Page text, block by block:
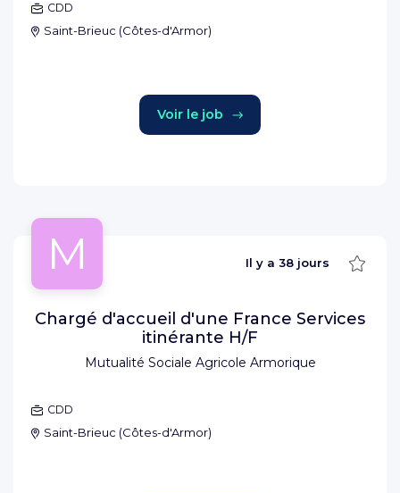
CDD
Saint-Brieuc (Côtes-d'Armor)
Voir le job
M
Mutualité Sociale Agricole Armorique
Il y a 38 jours
Chargé d'accueil d'une France Services
itinérante H/F
CDD
Saint-Brieuc (Côtes-d'Armor)